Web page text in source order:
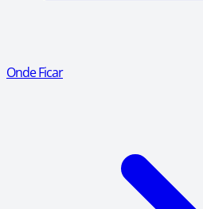
Onde Ficar